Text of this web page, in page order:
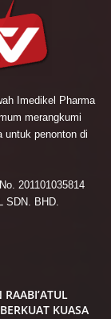
Imedikel Pharma
merangkumi
untuk penonton di
201101035814
SDN. BHD.
KUASA